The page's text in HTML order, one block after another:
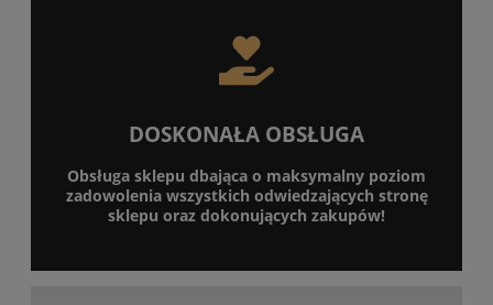
DOSKONAŁA OBSŁUGA
Obsługa sklepu dbająca o maksymalny poziom
zadowolenia wszystkich odwiedzających stronę
sklepu oraz dokonujących zakupów!